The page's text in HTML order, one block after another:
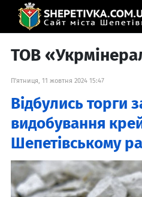
ТОВ
П'ятниця, 11 жовтня 2024 15:47
Відбулись торги
видобування
Шепетівському